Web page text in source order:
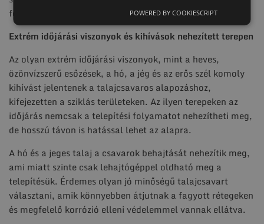
földmunkát igényelne.
Extrém időjárási viszonyok és kihívások nehezített terepen
Az olyan extrém időjárási viszonyok, mint a heves,
özönvízszerű esőzések, a hó, a jég és az erős szél komoly
kihívást jelentenek a talajcsavaros alapozáshoz,
kifejezetten a sziklás területeken. Az ilyen terepeken az
időjárás nemcsak a telepítési folyamatot nehezítheti meg,
de hosszú távon is hatással lehet az alapra.
A hó és a jeges talaj a csavarok behajtását nehezítik meg,
ami miatt szinte csak lehajtógéppel oldható meg a
telepítésük. Érdemes olyan jó minőségű talajcsavart
választani, amik könnyebben átjutnak a fagyott rétegeken
és megfelelő korrózió elleni védelemmel vannak ellátva.
POWERED BY COOKIESCRIPT